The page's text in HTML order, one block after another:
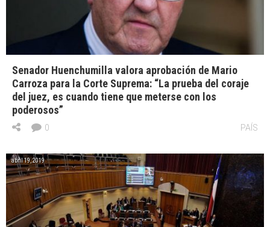
Senador Huenchumilla valora aprobación de Mario
Carroza para la Corte Suprema: “La prueba del coraje
del juez, es cuando tiene que meterse con los
poderosos”
PAÍS
0
abril 19, 2019